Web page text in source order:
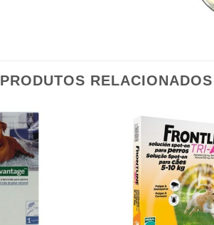
PRODUTOS RELACIONADOS